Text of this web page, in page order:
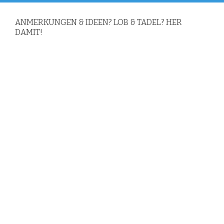
ANMERKUNGEN & IDEEN? LOB & TADEL? HER
DAMIT!